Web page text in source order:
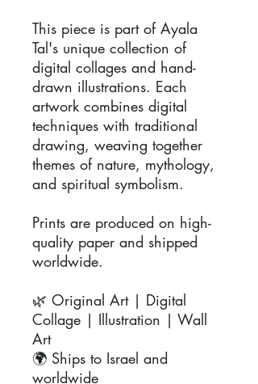
This piece is part of Ayala
Tal's unique collection of
digital collages and hand-
drawn illustrations. Each
artwork combines digital
techniques with traditional
drawing, weaving together
themes of nature, mythology,
and spiritual symbolism.
Prints are produced on high-
quality paper and shipped
worldwide.
🌿 Original Art | Digital
Collage | Illustration | Wall
Art
🌍 Ships to Israel and
worldwide